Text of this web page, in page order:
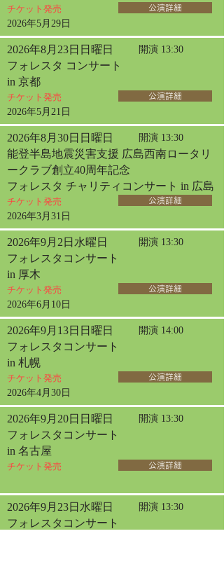
チケット発売
2026年5月29日
公演詳細
2026年8月23日日曜日 開演 13:30
フォレスタ コンサート
in 京都
チケット発売
2026年5月21日
公演詳細
2026年8月30日日曜日 開演 13:30
能登半島地震災害支援 広島西南ロータリ
ークラブ創立40周年記念
フォレスタ チャリティコンサート in 広島
チケット発売
2026年3月31日
公演詳細
2026年9月2日水曜日 開演 13:30
フォレスタコンサート
in 厚木
チケット発売
2026年6月10日
公演詳細
2026年9月13日日曜日 開演 14:00
フォレスタコンサート
in 札幌
チケット発売
2026年4月30日
公演詳細
2026年9月20日日曜日 開演 13:30
フォレスタコンサート
in 名古屋
チケット発売 公演詳細
2026年9月23日水曜日 開演 13:30
フォレスタコンサート